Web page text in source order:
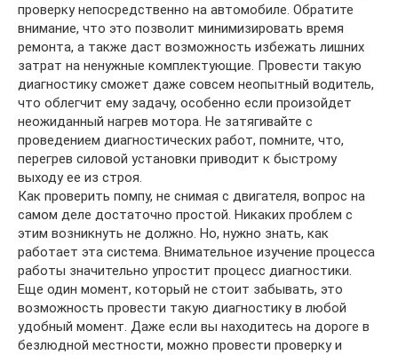
проверку непосредственно на автомобиле. Обратите
внимание, что это позволит минимизировать время
ремонта, а также даст возможность избежать лишних
затрат на ненужные комплектующие. Провести такую
диагностику сможет даже совсем неопытный водитель,
что облегчит ему задачу, особенно если произойдет
неожиданный нагрев мотора. Не затягивайте с
проведением диагностических работ, помните, что,
перегрев силовой установки приводит к быстрому
выходу ее из строя.
Как проверить помпу, не снимая с двигателя, вопрос на
самом деле достаточно простой. Никаких проблем с
этим возникнуть не должно. Но, нужно знать, как
работает эта система. Внимательное изучение процесса
работы значительно упростит процесс диагностики.
Еще один момент, который не стоит забывать, это
возможность провести такую диагностику в любой
удобный момент. Даже если вы находитесь на дороге в
безлюдной местности, можно провести проверку и